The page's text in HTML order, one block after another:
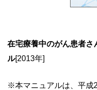
在宅療養中のがん患者さ
ル[2013年]
※本マニュアルは、平成